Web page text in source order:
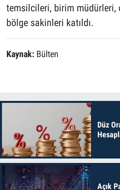
temsilcileri, birim müdürleri,
bölge sakinleri katıldı.
Kaynak: Bülten
Düz
Açık